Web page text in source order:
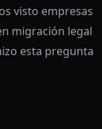
visto empresas
migración legal
esta pregunta